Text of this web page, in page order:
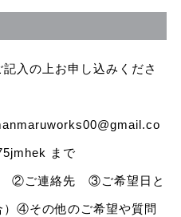
入の上お申し込みくださ
まで
ご連絡先 ③ご希望日と
）④その他のご希望や質問